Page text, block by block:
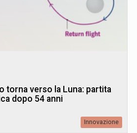
torna verso la Luna: partita
dopo 54 anni
Innovazione